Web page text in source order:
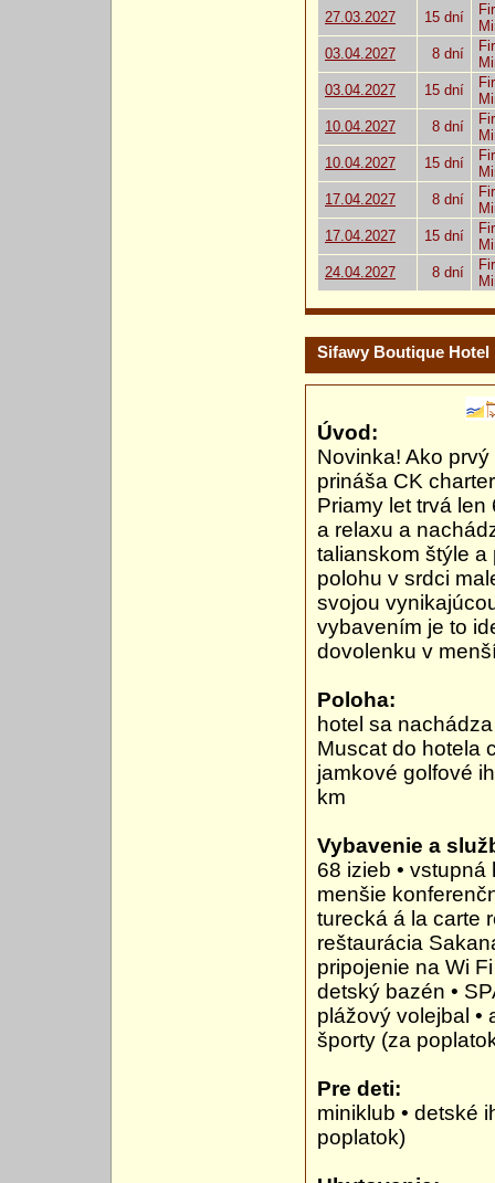
27.03.2027
15 dní
03.04.2027
8 dní
03.04.2027
15 dní
10.04.2027
8 dní
10.04.2027
15 dní
17.04.2027
8 dní
17.04.2027
15 dní
24.04.2027
8 dní
Sifawy Boutique Hotel
Úvod:
Novinka! Ako
prináša CK
Priamy let trvá
a relaxu a
talianskom štýle
polohu v srdci
svojou
vybavením je to
dovolenku v
Poloha:
hotel sa
Muscat do hotela
jamkové golfové
km
Vybavenie a
68 izieb •
menšie
turecká á la carte
reštaurácia
pripojenie na Wi
detský bazén •
plážový volejbal •
športy (za
Pre deti:
miniklub • detské
poplatok)